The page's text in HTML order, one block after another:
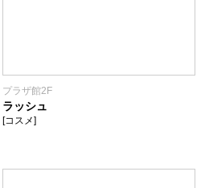
プラザ館2F
ラッシュ
[コスメ]